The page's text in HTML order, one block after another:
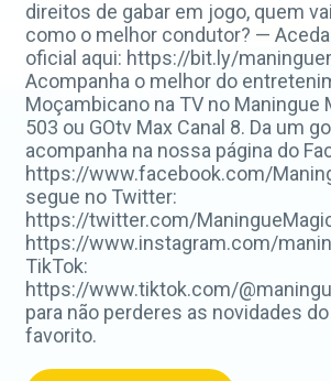
direitos de gabar em jogo, quem
como o melhor condutor? —
oficial aqui: https://bit.ly/
Acompanha o melhor do
Moçambicano na TV no Maningue
503 ou GOtv Max Canal 8. Da um
acompanha na nossa página do
https://www.facebook.com/
segue no Twitter:
https://twitter.com/
https://www.instagram.com/
TikTok:
https://www.tiktok.com/
para não perderes as novidades
favorito.